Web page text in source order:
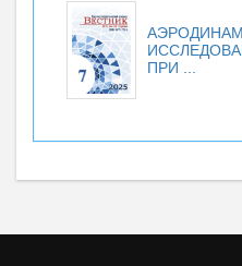
ПРИ ...